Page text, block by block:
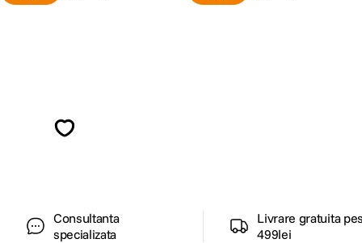
Consultanta
specializata
Livrare gratuita
499lei